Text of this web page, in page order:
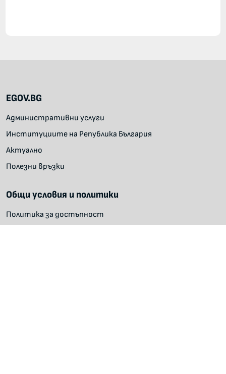
EGOV.BG
Административни услуги
Институциите на Република България
Актуално
Полезни връзки
Общи условия и политики
Политика за достъпност